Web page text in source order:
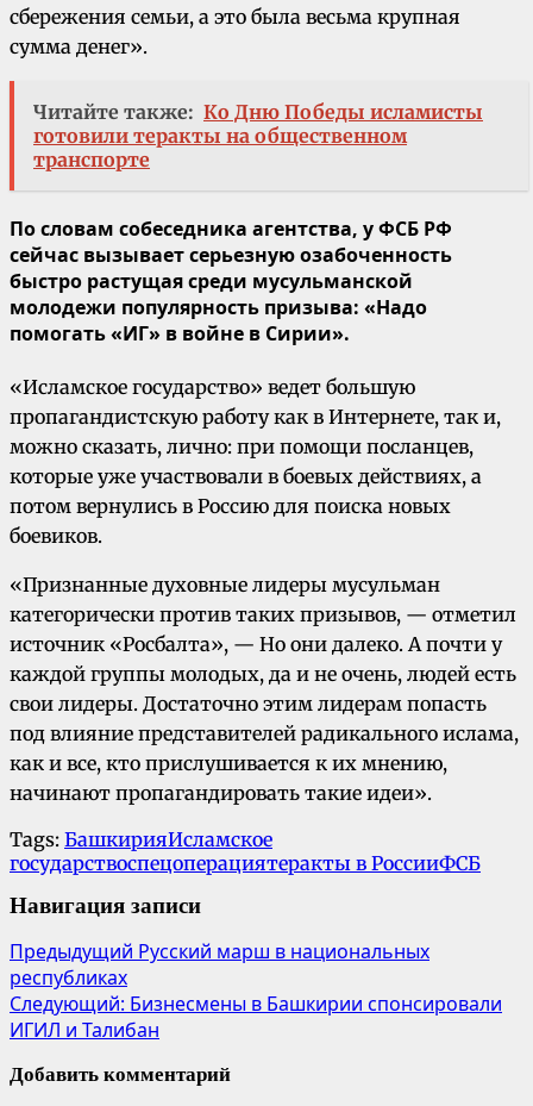
сбережения семьи, а это была весьма крупная
сумма денег».
Читайте также: Ко Дню Победы исламисты
готовили теракты на общественном
транспорте
По словам собеседника агентства, у ФСБ РФ
сейчас вызывает серьезную озабоченность
быстро растущая среди мусульманской
молодежи популярность призыва: «Надо
помогать «ИГ» в войне в Сирии».
«Исламское государство» ведет большую
пропагандистскую работу как в Интернете, так и,
можно сказать, лично: при помощи посланцев,
которые уже участвовали в боевых действиях, а
потом вернулись в Россию для поиска новых
боевиков.
«Признанные духовные лидеры мусульман
категорически против таких призывов, — отметил
источник «Росбалта», — Но они далеко. А почти у
каждой группы молодых, да и не очень, людей есть
свои лидеры. Достаточно этим лидерам попасть
под влияние представителей радикального ислама,
как и все, кто прислушивается к их мнению,
начинают пропагандировать такие идеи».
Tags: БашкирияИсламское
государствоспецоперациятеракты в РоссииФСБ
Навигация записи
Предыдущий Русский марш в национальных
республиках
Следующий: Бизнесмены в Башкирии спонсировали
ИГИЛ и Талибан
Добавить комментарий